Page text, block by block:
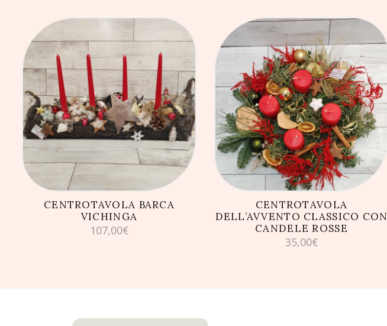
AGGIUNGI AL CARRELLO
CENTROTAVOLA BARCA
VICHINGA
107,00€
AGGIUNGI AL CARRELLO
CENTROTAVOLA
DELL’AVVENTO CLASSICO CON
CANDELE ROSSE
35,00€